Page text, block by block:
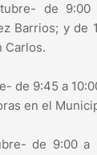
de
Barrios; y de
Carlos.
de 9:45 a
en el
de 9:00 a